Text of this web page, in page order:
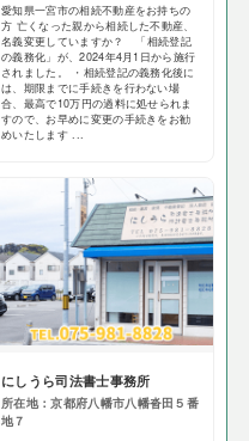
愛知県一宮市の相続不動産をお持ちの
方 亡くなった親から相続した不動産、
名義変更していますか？ 「相続登記
の義務化」が、2024年4月1日から施行
されました。 ・相続登記の義務化後に
は、期限までに手続きを行わない場
合、最高で10万円の過料に処せられま
すので、お早めに変更の手続きをお勧
めいたします ...
にしうら司法書士事務所
所在地：京都府八幡市八幡沓田５番
地７